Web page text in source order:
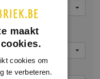
maakt
cookies om
te verbeteren.